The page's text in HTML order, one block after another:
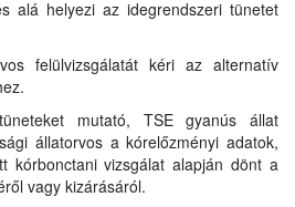
alá helyezi az idegrendszeri tünetet
felülvizsgálatát kéri az alternatív
mutató, TSE gyanús állat
állatorvos a kórelőzményi adatok,
kórbonctani vizsgálat alapján dönt a
vagy kizárásáról.